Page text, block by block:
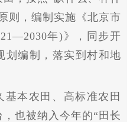
则，编制实施《北京市
年)》，同步开
编制， 落实到村和地
本农田、高标准农田
，也被纳入今年的“田长